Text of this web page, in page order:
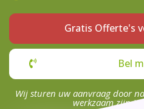
Gratis Offerte's
Bel
Wij sturen uw aanvraag door
werkzaam zijn in